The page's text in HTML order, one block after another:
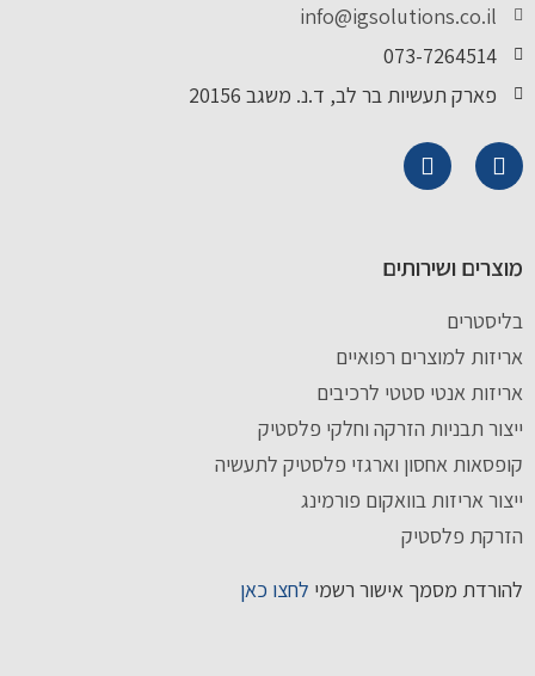
info@igsolutions.co.il
073-7264514
פארק תעשיות בר לב, ד.נ. משגב 20156
מוצרים ושירותים
בליסטרים
אריזות למוצרים רפואיים
אריזות אנטי סטטי לרכיבים
ייצור תבניות הזרקה וחלקי פלסטיק
קופסאות אחסון וארגזי פלסטיק לתעשיה
ייצור אריזות בוואקום פורמינג
הזרקת פלסטיק
להורדת מסמך אישור רשמי לחצו כאן